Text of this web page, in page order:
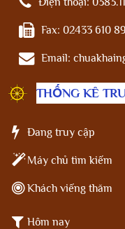
Fax: 02433 610
Email:
THỐNG KÊ
Đang truy cập
Máy chủ tìm kiếm
Khách viếng thăm
Hôm nay